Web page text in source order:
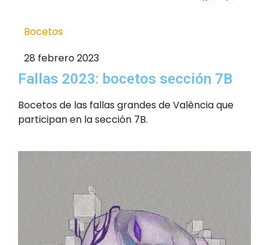
Bocetos
28 febrero 2023
Fallas 2023: bocetos sección 7B
Bocetos de las fallas grandes de València que
participan en la sección 7B.